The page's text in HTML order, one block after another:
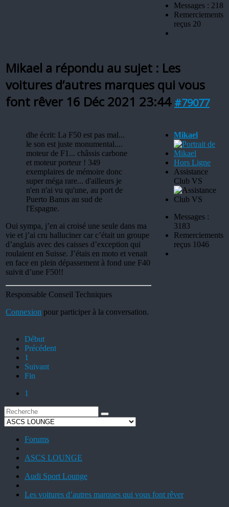
Messages : 218
Remerciements
reçus 20
Mikael a répondu au sujet : Les
voitures d’autres marques qui vous
font rêver 16 Déc 2021 23:44 #79077
dhe écrit: La F50 est pas mal...
le son est juste monumental....
moteur de F1... châssis carbone
et moteur porteur ! 349
exemplaires de mémoire donc
super méga rare... d'ailleurs je
n'en n'ai vu qu'une, au port de
Puerto Banus au sud de
l'Espagne.
Oui sympa, j’en ai croisé une seule dans ma
vie et j’ai cru halluciner car c’était un groupe
d’anglais avec des caisses d’exception qui
roulaient en Suisse. J’étais en moto et venait
en face en plein dépassement à fond une F40
suivit d’une F50!!
Responsable Conseil Techniques
Connexion pour participer à la conversation.
Mikael
Hors Ligne
Assistance
Club VS
Messages :
3183
Remerciements
reçus 1046
Début
Précédent
1
Suivant
Fin
1
Forums
ASCS LOUNGE
Audi Sport Lounge
Les voitures d’autres marques qui vous font rêver